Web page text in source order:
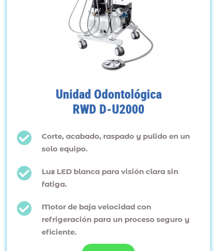
Unidad Odontológica
RWD D-U2000
Corte, acabado, raspado y pulido en un
solo equipo.
Luz LED blanca para visión clara sin
fatiga.
Motor de baja velocidad con
refrigeración para un proceso seguro y
eficiente.